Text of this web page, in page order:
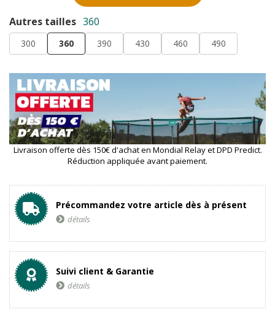
Autres tailles 360
300 360 390 430 460 490
Livraison offerte dès 150€ d'achat en Mondial Relay et DPD Predict.
Réduction appliquée avant paiement.
Précommandez votre article dès à présent
détails
Suivi client & Garantie
détails